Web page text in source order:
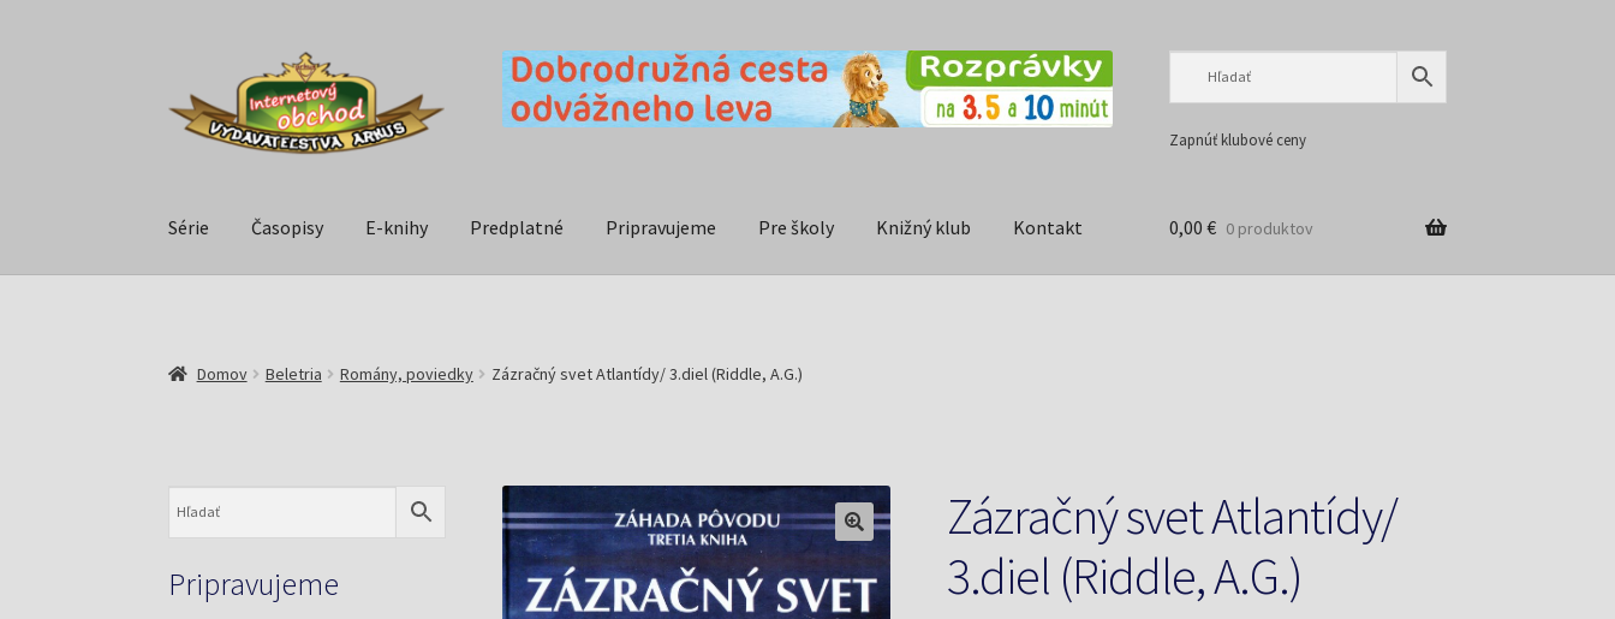
Zapnúť klubové ceny
Série Časopisy E-knihy Predplatné Pripravujeme Pre školy Knižný klub Kontakt 0,00 € 0 produktov
Domov Beletria Romány, poviedky Zázračný svet Atlantídy/ 3.diel (Riddle, A.G.)
Zázračný svet Atlantídy/
3.diel (Riddle, A.G.)
Pripravujeme